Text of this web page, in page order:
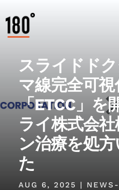
スライドド
マ線完全可
「ETCC」を
ライ株式会
ン治療を処
た
AUG 6, 2025 |